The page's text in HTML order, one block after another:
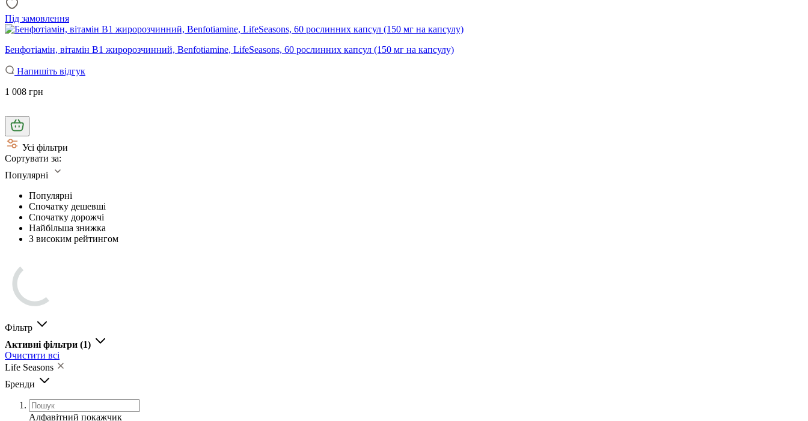
Під замовлення
Бенфотіамін, вітамін B1 жиророзчинний, Benfotiamine, LifeSeasons, 60 рослинних капсул (150 мг на капсулу)
Напишіть відгук
1 008 грн
Усі фільтри
Сортувати за:
Популярні
Популярні
Спочатку дешевші
Спочатку дорожчі
Найбільша знижка
З високим рейтингом
Фільтр
Активні фільтри (1)
Очистити всі
Life Seasons
Бренди
Алфавітний покажчик